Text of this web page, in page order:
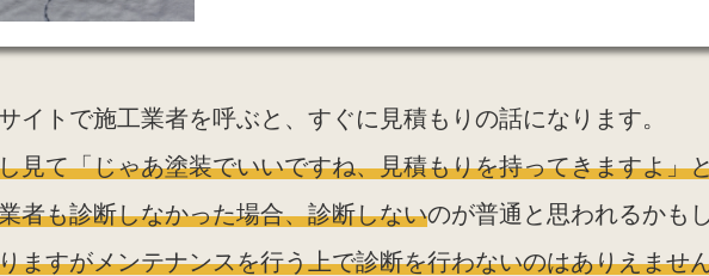
イトで施工業者を呼ぶと、すぐに見積もりの話になります。
見て「じゃあ塗装でいいですね、見積もりを持ってきますよ」
者も診断しなかった場合、診断しないのが普通と思われるかも
ますがメンテナンスを行う上で診断を行わないのはありえませ